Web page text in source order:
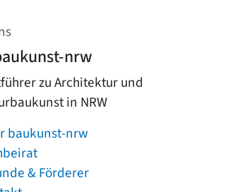
nrw
zu Architektur und
in NRW
baukunst-nrw
& Förderer